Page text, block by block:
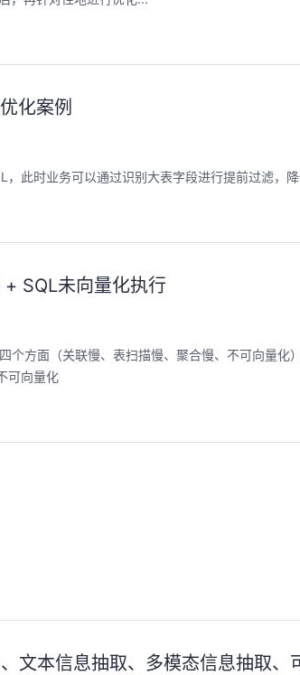
化案例
此时业务可以通过识别大表字段进行提前过滤，降
SQL未向量化执行
个方面（关联慢、表扫描慢、聚合慢、不可向量化
可向量化
文本信息抽取、多模态信息抽取、